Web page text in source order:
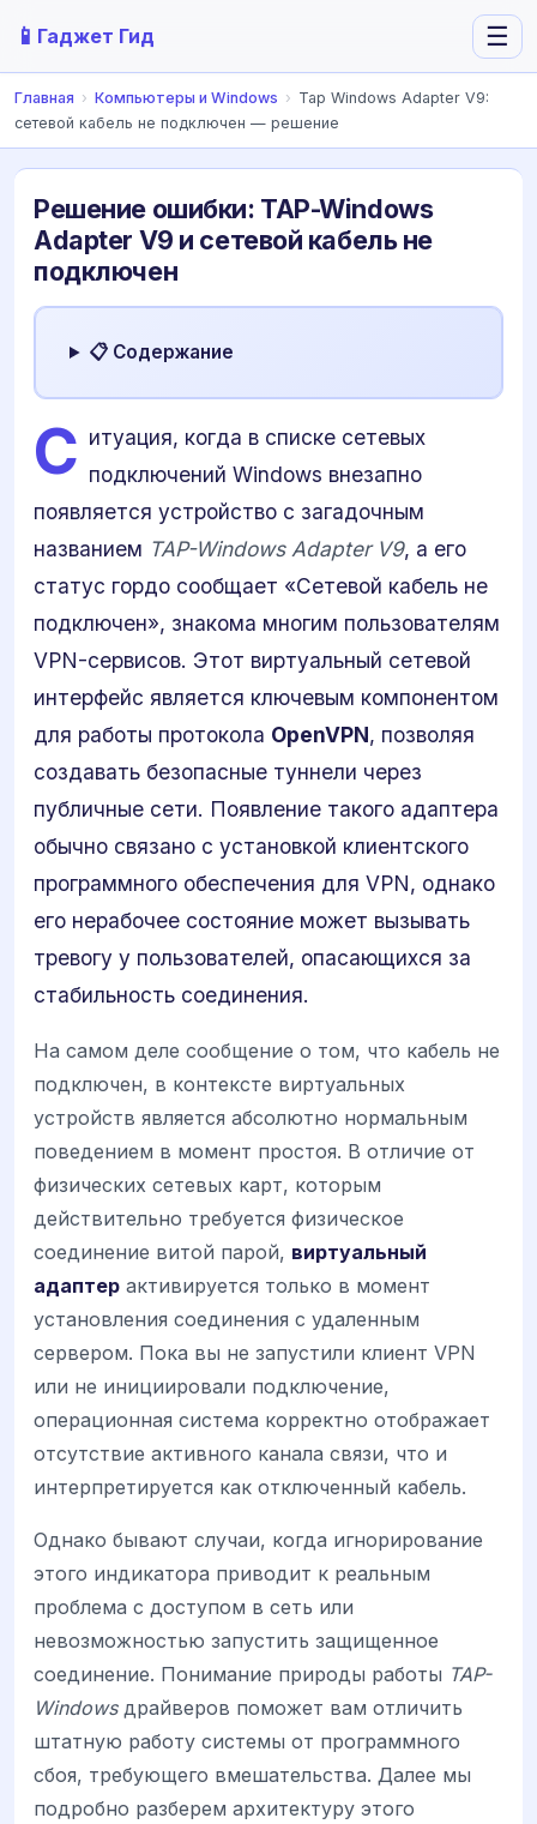
📱 Гаджет Гид ☰
Главная › Компьютеры и Windows › Tap Windows Adapter V9:
сетевой кабель не подключен — решение
Решение ошибки: TAP-Windows
Adapter V9 и сетевой кабель не
подключен
📋 Содержание
С итуация, когда в списке сетевых
подключений Windows внезапно
появляется устройство с загадочным
названием TAP-Windows Adapter V9, а его
статус гордо сообщает «Сетевой кабель не
подключен», знакома многим пользователям
VPN-сервисов. Этот виртуальный сетевой
интерфейс является ключевым компонентом
для работы протокола OpenVPN, позволяя
создавать безопасные туннели через
публичные сети. Появление такого адаптера
обычно связано с установкой клиентского
программного обеспечения для VPN, однако
его нерабочее состояние может вызывать
тревогу у пользователей, опасающихся за
стабильность соединения.
На самом деле сообщение о том, что кабель не
подключен, в контексте виртуальных
устройств является абсолютно нормальным
поведением в момент простоя. В отличие от
физических сетевых карт, которым
действительно требуется физическое
соединение витой парой, виртуальный
адаптер активируется только в момент
установления соединения с удаленным
сервером. Пока вы не запустили клиент VPN
или не инициировали подключение,
операционная система корректно отображает
отсутствие активного канала связи, что и
интерпретируется как отключенный кабель.
Однако бывают случаи, когда игнорирование
этого индикатора приводит к реальным
проблема с доступом в сеть или
невозможностью запустить защищенное
соединение. Понимание природы работы TAP-
Windowsдрайверов поможет вам отличить
штатную работу системы от программного
сбоя, требующего вмешательства. Далее мы
подробно разберем архитектуру этого